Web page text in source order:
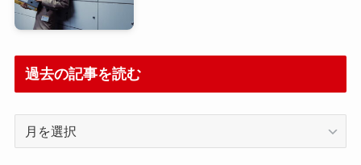
過去の記事を読む